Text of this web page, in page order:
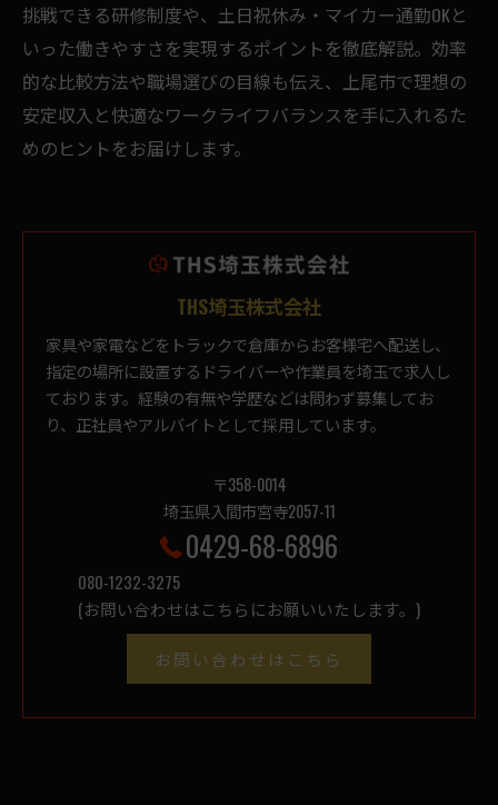
挑戦できる研修制度や、土日祝休み・マイカー通勤OKと
いった働きやすさを実現するポイントを徹底解説。効率
的な比較方法や職場選びの目線も伝え、上尾市で理想の
安定収入と快適なワークライフバランスを手に入れるた
めのヒントをお届けします。
THS埼玉株式会社
家具や家電などをトラックで倉庫からお客様宅へ配送し、
指定の場所に設置するドライバーや作業員を埼玉で求人し
ております。経験の有無や学歴などは問わず募集してお
り、正社員やアルバイトとして採用しています。
〒358-0014
埼玉県入間市宮寺2057-11
0429-68-6896
080-1232-3275
(お問い合わせはこちらにお願いいたします。)
お問い合わせはこちら